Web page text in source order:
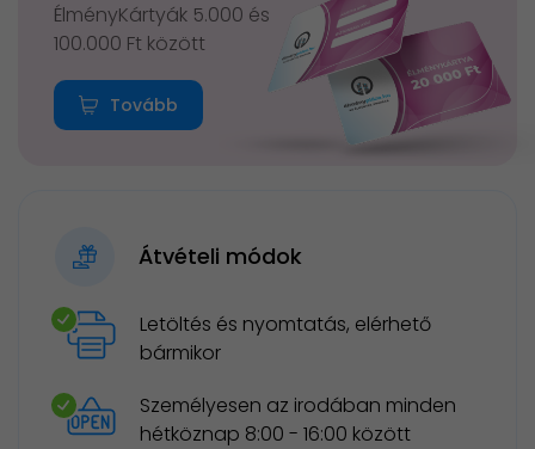
ÉlményKártyák 5.000 és
100.000 Ft között
Tovább
Átvételi módok
Letöltés és nyomtatás, elérhető
bármikor
Személyesen az irodában minden
hétköznap 8:00 - 16:00 között